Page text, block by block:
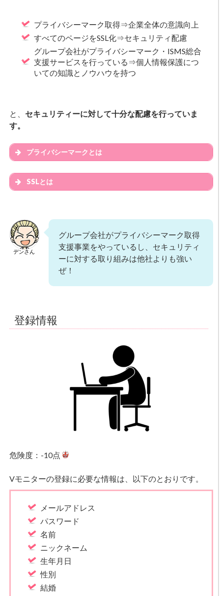
プライバシーマーク取得⇒企業全体の意識向上
すべてのページをSSL化⇒セキュリティ配慮
グループ会社がプライバシーマーク・ISMS総合
支援サービスを行っている⇒個人情報保護につ
いての知識とノウハウを持つ
と、 セキュリティーに対して十分な配慮を行っていま
す。
プライバシーマークとは
SSLとは
デンさん
グループ会社がプライバシーマーク取得
支援事業をやっているし、セキュリティ
ーに対する取り組みは他社よりも強い
ぜ！
登録情報
危険度：-10点
Vモニターの登録に必要な情報は、以下のとおりです。
メールアドレス
パスワード
名前
ニックネーム
生年月日
性別
結婚